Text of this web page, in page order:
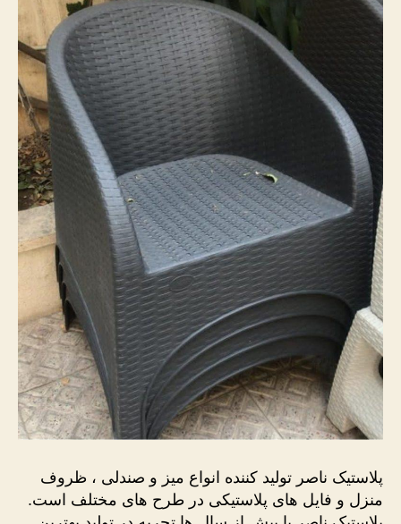
پلاستیک ناصر تولید کننده انواع میز و صندلی ، ظروف
منزل و فایل های پلاستیکی در طرح های مختلف است.